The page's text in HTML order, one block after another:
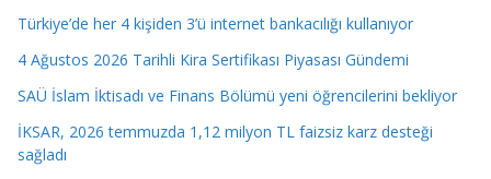
Türkiye’de her 4 kişiden 3’ü internet bankacılığı kullanıyor
4 Ağustos 2026 Tarihli Kira Sertifikası Piyasası Gündemi
SAÜ İslam İktisadı ve Finans Bölümü yeni öğrencilerini bekliyor
İKSAR, 2026 temmuzda 1,12 milyon TL faizsiz karz desteği
sağladı